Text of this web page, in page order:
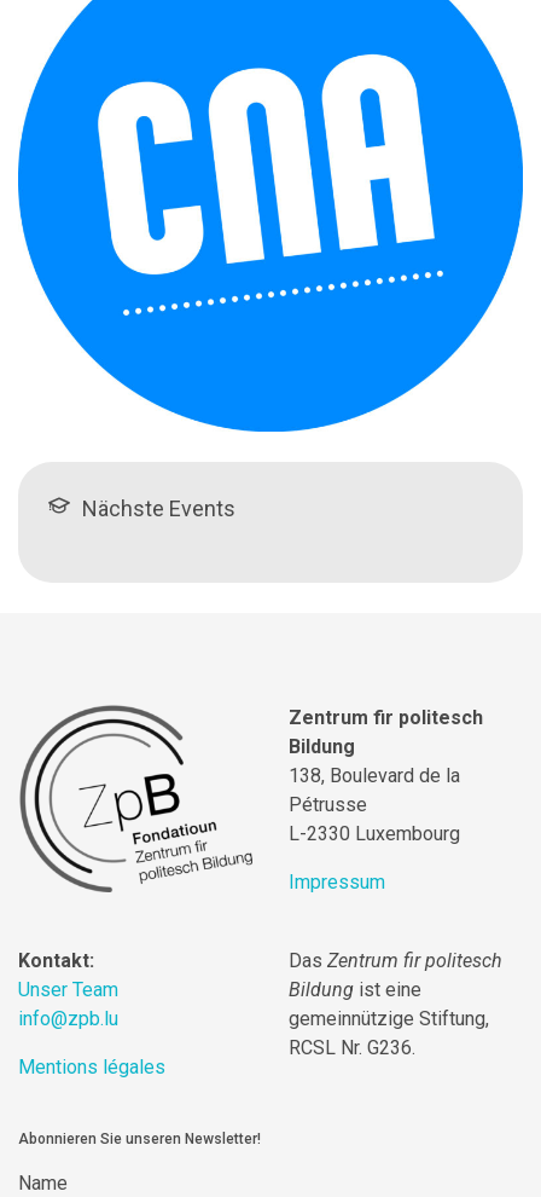
Nächste Events
Zentrum fir politesch
Bildung
138, Boulevard de la
Pétrusse
L-2330 Luxembourg
Impressum
Kontakt:
Unser Team
info@zpb.lu
Mentions légales
Das Zentrum fir politesch
Bildung ist eine
gemeinnützige Stiftung,
RCSL Nr. G236.
Abonnieren Sie unseren Newsletter!
Name